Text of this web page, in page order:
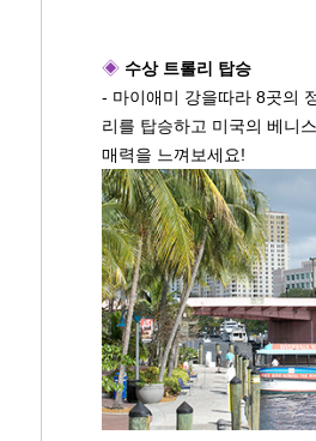
◈ 수상 트롤리 탑승
- 마이애미 강을따라 8곳의
리를 탑승하고 미국의 베니
매력을 느껴보세요!